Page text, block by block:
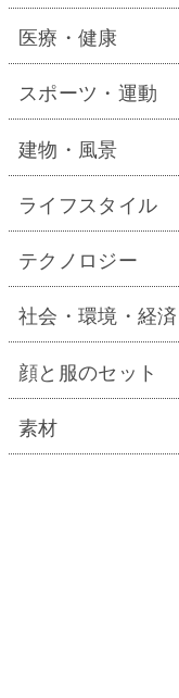
医療・健康
スポーツ・運動
建物・風景
ライフスタイル
テクノロジー
社会・環境・経済
顔と服のセット
素材